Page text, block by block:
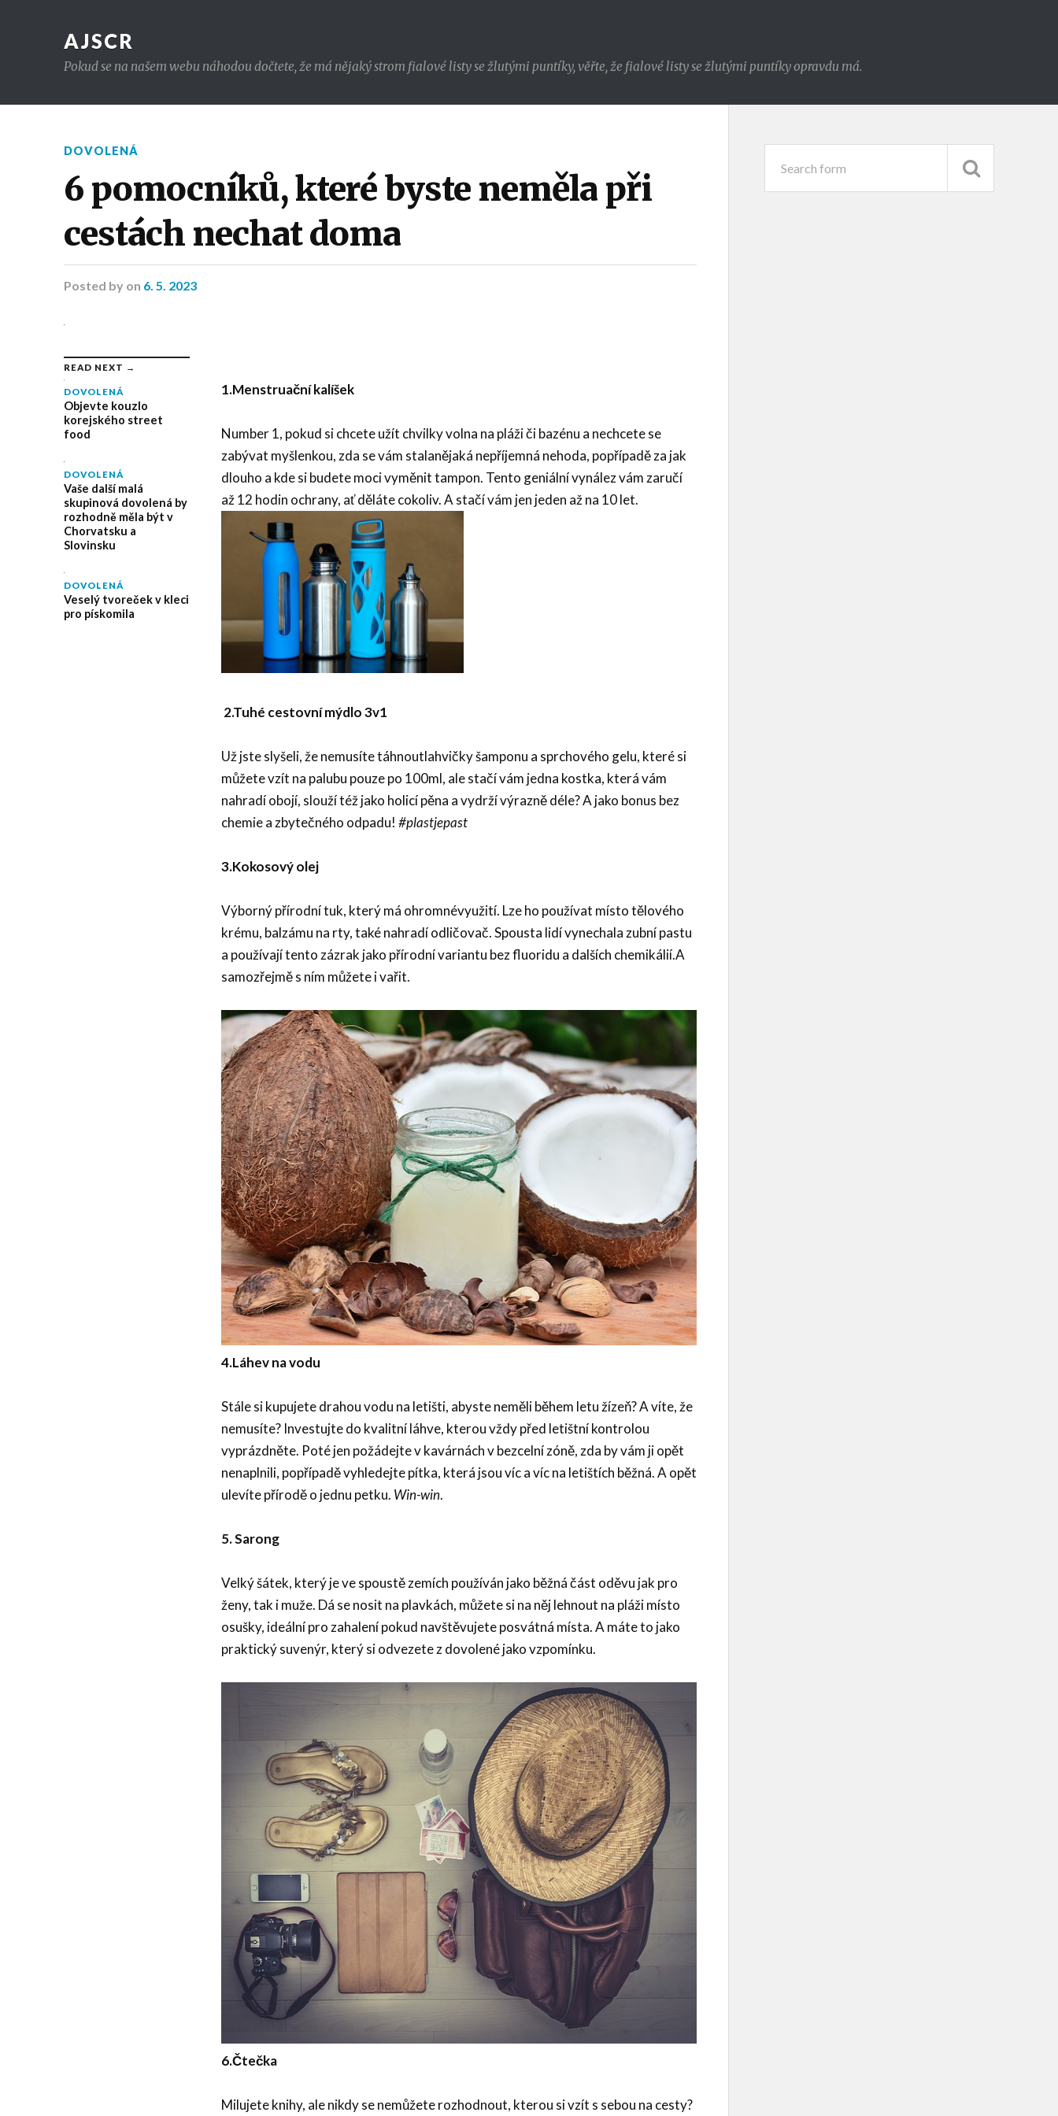
AJSCR
Pokud se na našem webu náhodou dočtete, že má nějaký strom fialové listy se žlutými puntíky, věřte, že fialové listy se žlutými puntíky opravdu má.
DOVOLENÁ
6 pomocníků, které byste neměla při
cestách nechat doma
Posted by on 6. 5. 2023
READ NEXT →
DOVOLENÁ
Objevte kouzlo
korejského street
food
DOVOLENÁ
Vaše další malá
skupinová dovolená by
rozhodně měla být v
Chorvatsku a
Slovinsku
DOVOLENÁ
Veselý tvoreček v kleci
pro pískomila
1.Menstruační kalíšek
Number 1, pokud si chcete užít chvilky volna na pláži či bazénu a nechcete se
zabývat myšlenkou, zda se vám stalanějaká nepříjemná nehoda, popřípadě za jak
dlouho a kde si budete moci vyměnit tampon. Tento geniální vynález vám zaručí
až 12 hodin ochrany, ať děláte cokoliv. A stačí vám jen jeden až na 10 let.
2.Tuhé cestovní mýdlo 3v1
Už jste slyšeli, že nemusíte táhnoutlahvičky šamponu a sprchového gelu, které si
můžete vzít na palubu pouze po 100ml, ale stačí vám jedna kostka, která vám
nahradí obojí, slouží též jako holicí pěna a vydrží výrazně déle? A jako bonus bez
chemie a zbytečného odpadu! #plastjepast
3.Kokosový olej
Výborný přírodní tuk, který má ohromnévyužití. Lze ho používat místo tělového
krému, balzámu na rty, také nahradí odličovač. Spousta lidí vynechala zubní pastu
a používají tento zázrak jako přírodní variantu bez fluoridu a dalších chemikálií.A
samozřejmě s ním můžete i vařit.
4.Láhev na vodu
Stále si kupujete drahou vodu na letišti, abyste neměli během letu žízeň? A víte, že
nemusíte? Investujte do kvalitní láhve, kterou vždy před letištní kontrolou
vyprázdněte. Poté jen požádejte v kavárnách v bezcelní zóně, zda by vám ji opět
nenaplnili, popřípadě vyhledejte pítka, která jsou víc a víc na letištích běžná. A opět
ulevíte přírodě o jednu petku. Win-win.
5. Sarong
Velký šátek, který je ve spoustě zemích používán jako běžná část oděvu jak pro
ženy, tak i muže. Dá se nosit na plavkách, můžete si na něj lehnout na pláži místo
osušky, ideální pro zahalení pokud navštěvujete posvátná místa. A máte to jako
praktický suvenýr, který si odvezete z dovolené jako vzpomínku.
6.Čtečka
Milujete knihy, ale nikdy se nemůžete rozhodnout, kterou si vzít s sebou na cesty?